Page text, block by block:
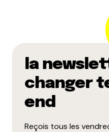
la
changer
end
Reçois tous les